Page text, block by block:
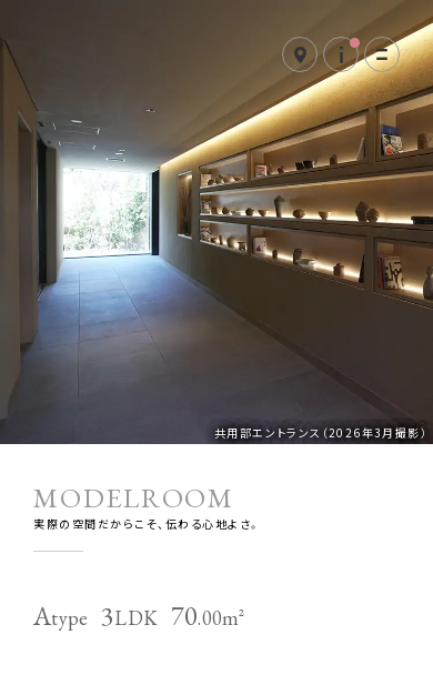
共用部エントランス（2026年3月撮影）
MODELROOM
実際の空間だからこそ、伝わる心地よさ。
Atype 3LDK 70.00m²